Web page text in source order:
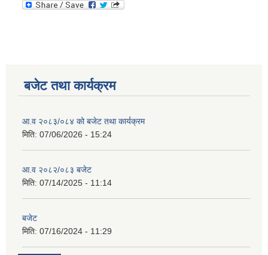
बजेट तथा कार्यक्रम
आ.व २०८३/०८४ को बजेट तथा कार्यक्रम
मिति: 07/06/2026 - 15:24
आ.व २०८२/०८३ बजेट
मिति: 07/14/2025 - 11:14
बजेट
मिति: 07/16/2024 - 11:29